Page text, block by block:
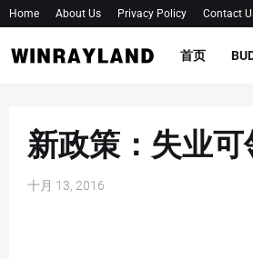
Home About Us Privacy Policy Contact
首页
新政策：失业可
十月 13, 2016